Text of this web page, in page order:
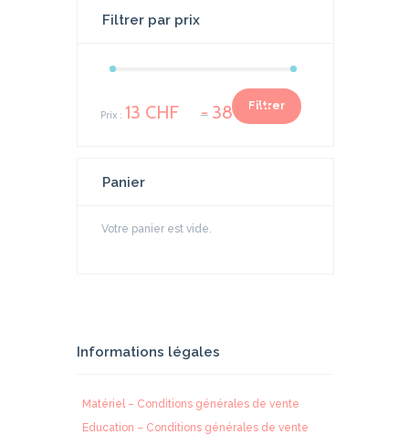
Filtrer par prix
Filtrer
Prix : 13 CHF — 38 CHF
Panier
Votre panier est vide.
Informations légales
Matériel – Conditions générales de vente
Education – Conditions générales de vente